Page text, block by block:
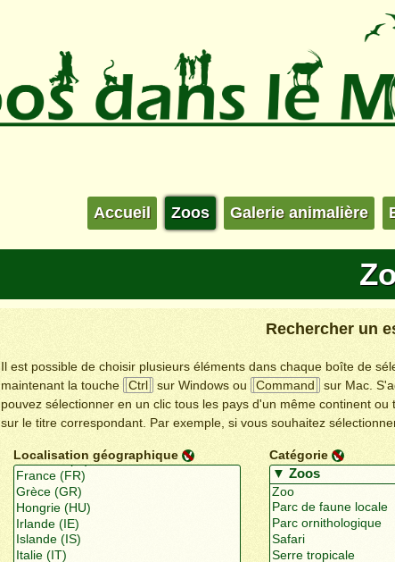
Accueil Zoos Galerie animalière
Rechercher un
Il est possible de choisir plusieurs éléments dans chaque boîte de
maintenant la touche
Ctrl sur Windows ou Command
sur Mac.
pouvez sélectionner en un clic tous les pays d'un même continent
sur le titre correspondant. Par exemple, si vous souhaitez
Localisation géographique Catégorie